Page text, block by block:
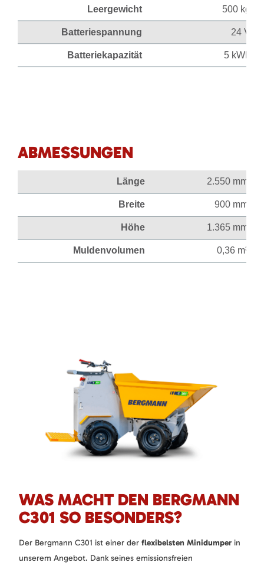
Leergewicht 500 kg
Batteriespannung 24 V
Batteriekapazität 5 kWh
ABMESSUNGEN
Länge 2.550 mm
Breite 900 mm
Höhe 1.365 mm
Muldenvolumen 0,36 m³
WAS MACHT DEN BERGMANN
C301 SO BESONDERS?
Der Bergmann C301 ist einer der flexibelsten Minidumper in
unserem Angebot. Dank seines emissionsfreien